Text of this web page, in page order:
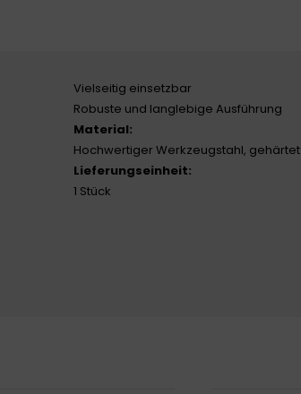
Vielseitig einsetzbar
Robuste und langlebige Ausführung
Material:
Hochwertiger Werkzeugstahl, gehärtet
Lieferungseinheit:
1 Stück